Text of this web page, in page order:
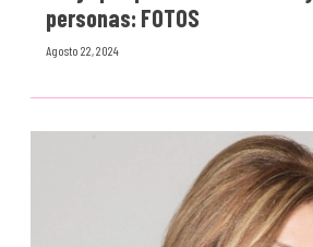
personas: FOTOS
Agosto 22, 2024